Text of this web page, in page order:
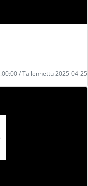
/ Tallennettu 2025-04-25